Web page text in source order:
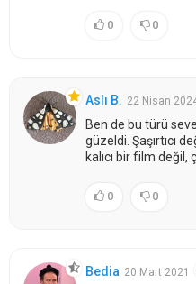
0 0
Aslı B. 22 Nisan
Ben de bu türü
güzeldi. Şaşırtıcı
kalıcı bir film değil,
0 0
Bedia 20 Mart 2021